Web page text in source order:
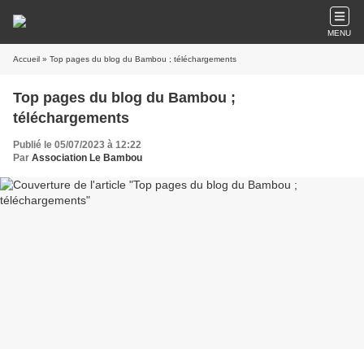
MENU
Accueil » Top pages du blog du Bambou ; téléchargements
Top pages du blog du Bambou ;
téléchargements
Publié le 05/07/2023 à 12:22
Par Association Le Bambou